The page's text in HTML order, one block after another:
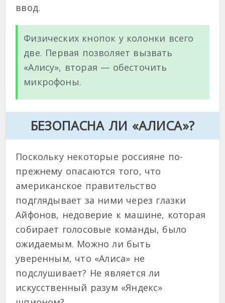
ввод.
Физических кнопок у колонки всего
две. Первая позволяет вызвать
«Алису», вторая — обесточить
микрофоны.
БЕЗОПАСНА ЛИ «АЛИСА»?
Поскольку некоторые россияне по-
прежнему опасаются того, что
американское правительство
подглядывает за ними через глазки
Айфонов, недоверие к машине, которая
собирает голосовые команды, было
ожидаемым. Можно ли быть
уверенным, что «Алиса» не
подслушивает? Не является ли
искусственный разум «Яндекс»